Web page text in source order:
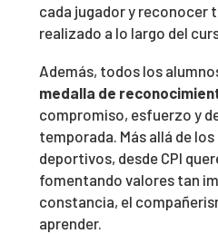
cada jugador y reconocer
realizado a lo largo del
Además, todos los
medalla de
compromiso, esfuerzo y
temporada. Más allá de
deportivos, desde CPI
fomentando valores tan
constancia, el
aprender.